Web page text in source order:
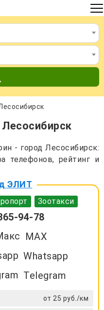
Лесосибирск
- город Лесосибирск:
телефонов, рейтинг и
ЭЛИТ
Зоотакси
94-78
MAX
Whatsapp
Telegram
от 25 руб./км